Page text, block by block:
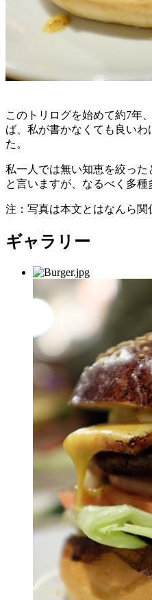
このトリログを始めて約7年
ば、私が書かなくても良い
た。
私一人では無い知恵を絞っ
と言いますが、なるべく多
注：写真は本文とはなんら関
ギャラリー